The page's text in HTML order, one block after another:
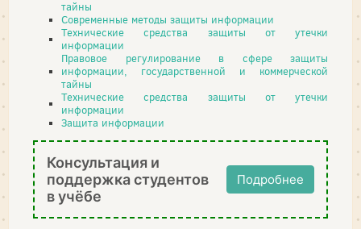
тайны
Современные методы защиты информации
Технические средства защиты от утечки
информации
Правовое регулирование в сфере защиты
информации, государственной и коммерческой
тайны
Технические средства защиты от утечки
информации
Защита информации
Консультация и
поддержка студентов
в учёбе
Подробнее